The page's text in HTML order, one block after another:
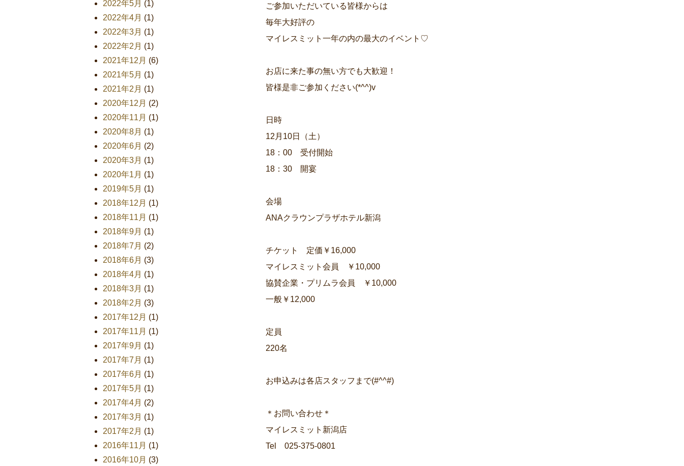
ご参加いただいている皆様からは
毎年大好評の
マイレスミット一年の内の最大のイベント♡
お店に来た事の無い方でも大歓迎！
皆様是非ご参加ください(*^^)v
日時
12月10日（土）
18：00 受付開始
18：30 開宴
会場
ANAクラウンプラザホテル新潟
チケット 定価￥16,000
マイレスミット会員 ￥10,000
協賛企業・プリムラ会員 ￥10,000
一般￥12,000
定員
220名
お申込みは各店スタッフまで(#^^#)
＊お問い合わせ＊
マイレスミット新潟店
Tel 025-375-0801
2022年5月 (1)
2022年4月 (1)
2022年3月 (1)
2022年2月 (1)
2021年12月 (6)
2021年5月 (1)
2021年2月 (1)
2020年12月 (2)
2020年11月 (1)
2020年8月 (1)
2020年6月 (2)
2020年3月 (1)
2020年1月 (1)
2019年5月 (1)
2018年12月 (1)
2018年11月 (1)
2018年9月 (1)
2018年7月 (2)
2018年6月 (3)
2018年4月 (1)
2018年3月 (1)
2018年2月 (3)
2017年12月 (1)
2017年11月 (1)
2017年9月 (1)
2017年7月 (1)
2017年6月 (1)
2017年5月 (1)
2017年4月 (2)
2017年3月 (1)
2017年2月 (1)
2016年11月 (1)
2016年10月 (3)